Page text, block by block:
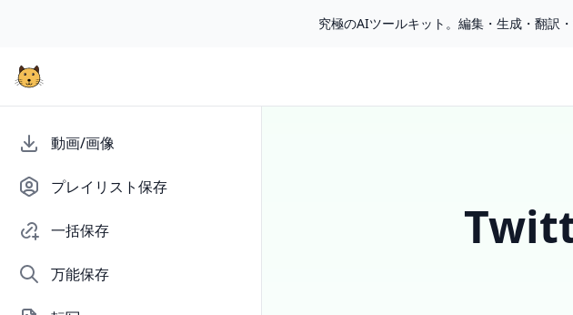
究極のAIツールキット。編集・生成・翻訳
動画/画像
プレイリスト保存
一括保存
万能保存